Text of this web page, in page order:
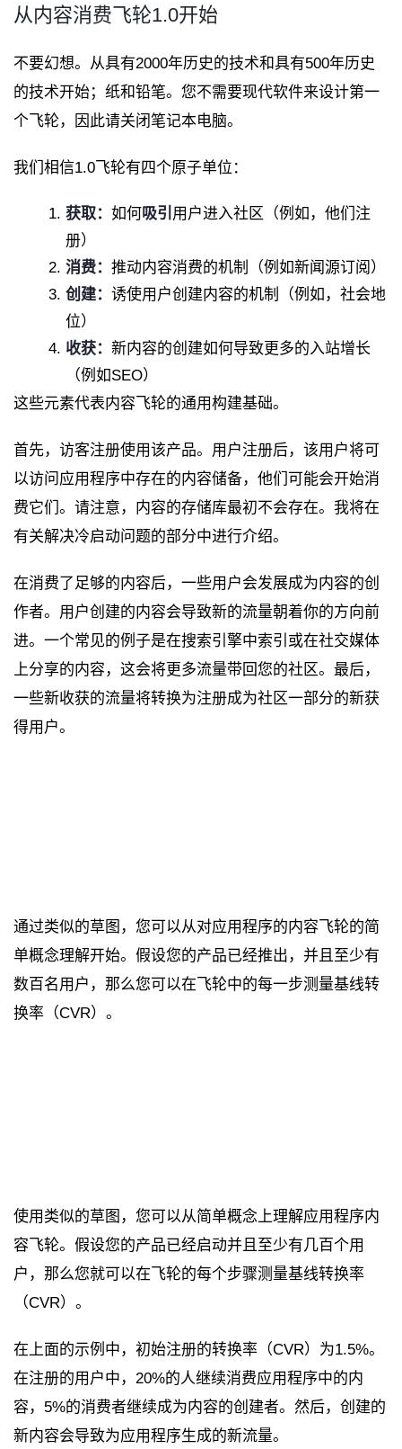
从内容消费飞轮1.0开始
不要幻想。从具有2000年历史的技术和具有500年历史
的技术开始；纸和铅笔。您不需要现代软件来设计第一
个飞轮，因此请关闭笔记本电脑。
我们相信1.0飞轮有四个原子单位：
获取： 如何吸引 用户进入社区（例如，他们注
册）
消费： 推动内容消费的机制（例如新闻源订阅）
创建： 诱使用户创建内容的机制（例如，社会地
位）
收获： 新内容的创建如何导致更多的入站增长
（例如SEO）
这些元素代表内容飞轮的通用构建基础。
首先，访客注册使用该产品。用户注册后，该用户将可
以访问应用程序中存在的内容储备，他们可能会开始消
费它们。请注意，内容的存储库最初不会存在。我将在
有关解决冷启动问题的部分中进行介绍。
在消费了足够的内容后，一些用户会发展成为内容的创
作者。用户创建的内容会导致新的流量朝着你的方向前
进。一个常见的例子是在搜索引擎中索引或在社交媒体
上分享的内容，这会将更多流量带回您的社区。最后，
一些新收获的流量将转换为注册成为社区一部分的新获
得用户。
通过类似的草图，您可以从对应用程序的内容飞轮的简
单概念理解开始。假设您的产品已经推出，并且至少有
数百名用户，那么您可以在飞轮中的每一步测量基线转
换率（CVR）。
使用类似的草图，您可以从简单概念上理解应用程序内
容飞轮。假设您的产品已经启动并且至少有几百个用
户，那么您就可以在飞轮的每个步骤测量基线转换率
（CVR）。
在上面的示例中，初始注册的转换率（CVR）为1.5%。
在注册的用户中，20%的人继续消费应用程序中的内
容，5%的消费者继续成为内容的创建者。然后，创建的
新内容会导致为应用程序生成的新流量。